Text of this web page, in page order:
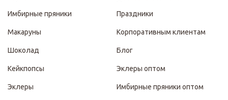
Имбирные пряники
Макаруны
Шоколад
Кейкпопсы
Эклеры
Праздники
Корпоративным клиентам
Блог
Эклеры оптом
Имбирные пряники оптом